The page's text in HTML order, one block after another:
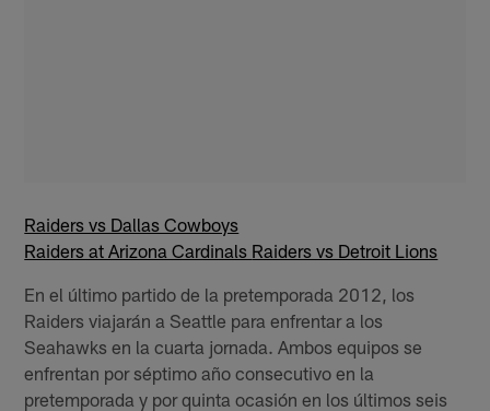
Raiders vs Dallas Cowboys
Raiders at Arizona Cardinals Raiders vs Detroit Lions
En el último partido de la pretemporada 2012, los
Raiders viajarán a Seattle para enfrentar a los
Seahawks en la cuarta jornada. Ambos equipos se
enfrentan por séptimo año consecutivo en la
pretemporada y por quinta ocasión en los últimos seis